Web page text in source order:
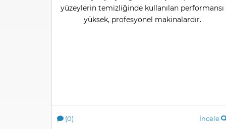
yüzeylerin temizliğinde kullanılan performansı
yüksek, profesyonel makinalardır.
(0) İncele